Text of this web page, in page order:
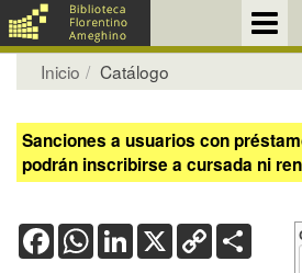
Inicio Catálogo
Sanciones a usuarios con
podrán inscribirse a cursada ni
FacebookWhatsApp
LinkedIn
X Copy
Link